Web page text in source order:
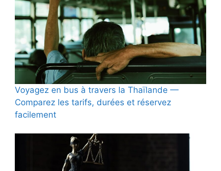
Voyagez en bus à travers la Thaïlande —
Comparez les tarifs, durées et réservez
facilement